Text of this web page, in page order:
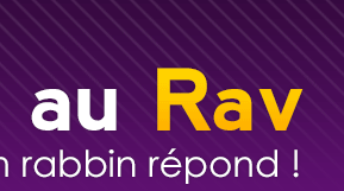
Sauvez la jambe de Yohan
sur Zoom
WhatsApp
WhatsApp
WhatsApp
Music